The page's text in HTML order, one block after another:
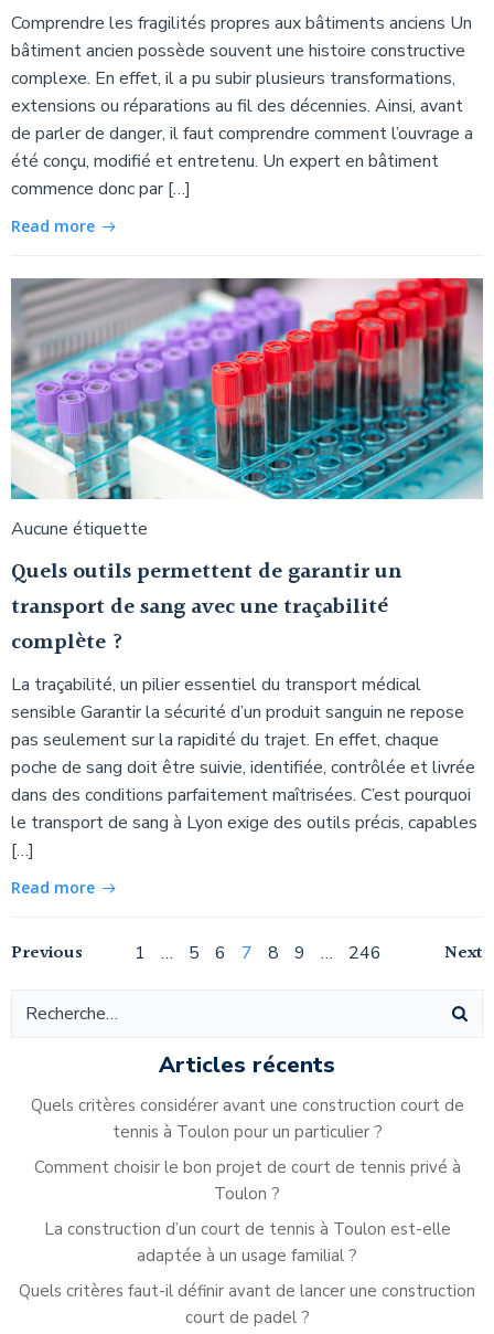
Comprendre les fragilités propres aux bâtiments anciens Un
bâtiment ancien possède souvent une histoire constructive
complexe. En effet, il a pu subir plusieurs transformations,
extensions ou réparations au fil des décennies. Ainsi, avant
de parler de danger, il faut comprendre comment l’ouvrage a
été conçu, modifié et entretenu. Un expert en bâtiment
commence donc par […]
Read more
Aucune étiquette
Quels outils permettent de garantir un
transport de sang avec une traçabilité
complète ?
La traçabilité, un pilier essentiel du transport médical
sensible Garantir la sécurité d’un produit sanguin ne repose
pas seulement sur la rapidité du trajet. En effet, chaque
poche de sang doit être suivie, identifiée, contrôlée et livrée
dans des conditions parfaitement maîtrisées. C’est pourquoi
le transport de sang à Lyon exige des outils précis, capables
[…]
Read more
Navigation
des
articles
Previous Navigation
des
articles
Page
1 … Page
5 Page
6 Page
7 Page
8 Page
9 … Page
246 Next
Articles récents
Quels critères considérer avant une construction court de
tennis à Toulon pour un particulier ?
Comment choisir le bon projet de court de tennis privé à
Toulon ?
La construction d’un court de tennis à Toulon est-elle
adaptée à un usage familial ?
Quels critères faut-il définir avant de lancer une construction
court de padel ?